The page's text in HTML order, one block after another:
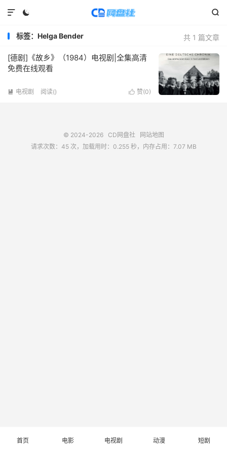
 

共 1 篇文章
标签：Helga Bender
[德剧]《故乡》（1984）电视剧|全集高清
免费在线观看
 赞(0)
 电视剧 阅读()
© 2024-2026 CD网盘社
网站地图
请求次数：45 次，加载用时：0.255 秒，内存占用：7.07 MB
首页 电影 电视剧 动漫 短剧